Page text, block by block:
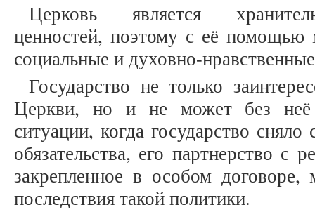
Церковь является
ценностей, поэтому с её
социальные и духовно-
Государство не только
Церкви, но и не может без неё
ситуации, когда государство
обязательства, его партнерство с
закрепленное в особом договоре,
последствия такой политики.